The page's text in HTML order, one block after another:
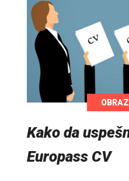
Kako da
Europass CV